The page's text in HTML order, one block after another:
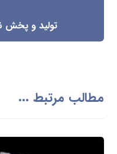
تولید و پخش
مطالب مرتبط ...